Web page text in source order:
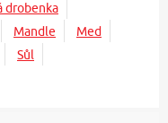
drobenka
Mandle
Med
Sůl